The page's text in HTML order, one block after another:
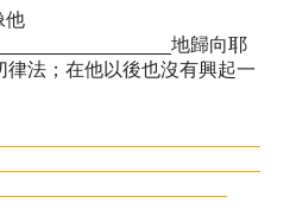
他
地歸向耶
律法；在他以後也沒有興起一